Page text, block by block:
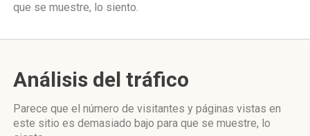
que se muestre, lo siento.
Análisis del tráfico
Parece que el número de visitantes y páginas vistas en
este sitio es demasiado bajo para que se muestre, lo